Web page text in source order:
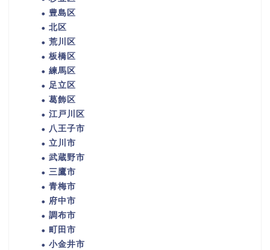
豊島区
北区
荒川区
板橋区
練馬区
足立区
葛飾区
江戸川区
八王子市
立川市
武蔵野市
三鷹市
青梅市
府中市
調布市
町田市
小金井市